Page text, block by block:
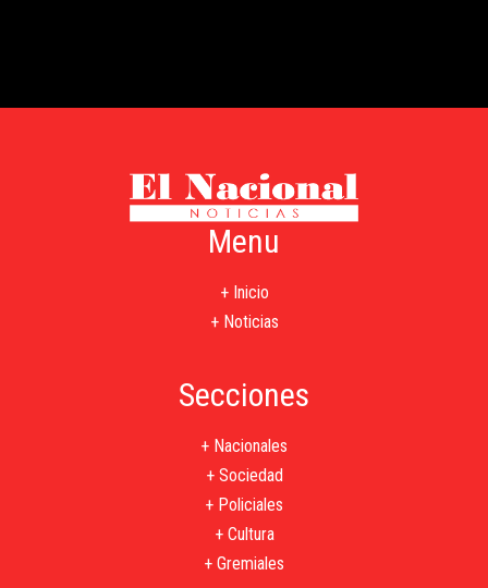
Menu
+ Inicio
+ Noticias
Secciones
+ Nacionales
+ Sociedad
+ Policiales
+ Cultura
+ Gremiales